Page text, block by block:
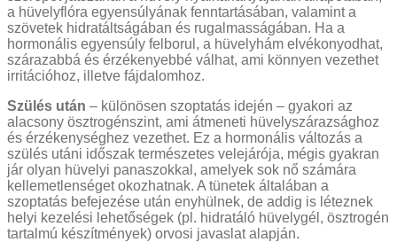
a hüvelyflóra egyensúlyának fenntartásában, valamint a
szövetek hidratáltságában és rugalmasságában. Ha a
hormonális egyensúly felborul, a hüvelyhám elvékonyodhat,
szárazabbá és érzékenyebbé válhat, ami könnyen vezethet
irritációhoz, illetve fájdalomhoz.
Szülés után – különösen szoptatás idején – gyakori az
alacsony ösztrogénszint, ami átmeneti hüvelyszárazsághoz
és érzékenységhez vezethet. Ez a hormonális változás a
szülés utáni időszak természetes velejárója, mégis gyakran
jár olyan hüvelyi panaszokkal, amelyek sok nő számára
kellemetlenséget okozhatnak. A tünetek általában a
szoptatás befejezése után enyhülnek, de addig is léteznek
helyi kezelési lehetőségek (pl. hidratáló hüvelygél, ösztrogén
tartalmú készítmények) orvosi javaslat alapján.